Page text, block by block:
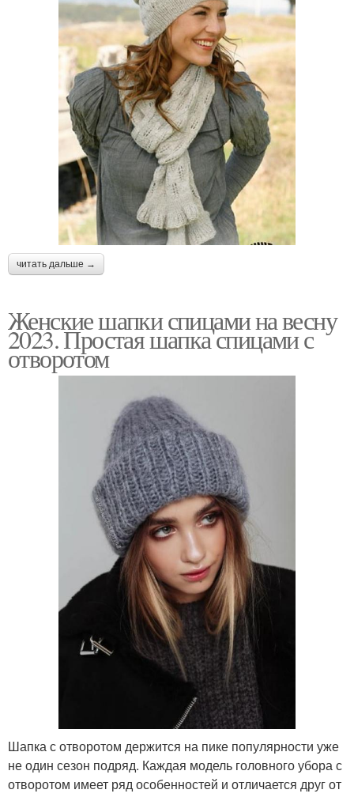
читать дальше →
Женские шапки спицами на весну
2023. Простая шапка спицами с
отворотом
Шапка с отворотом держится на пике популярности уже
не один сезон подряд. Каждая модель головного убора с
отворотом имеет ряд особенностей и отличается друг от